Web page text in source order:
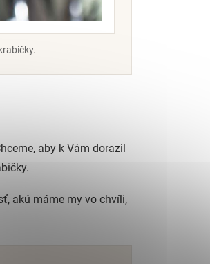
aby k Vám dorazil
akú máme my vo chvíli,